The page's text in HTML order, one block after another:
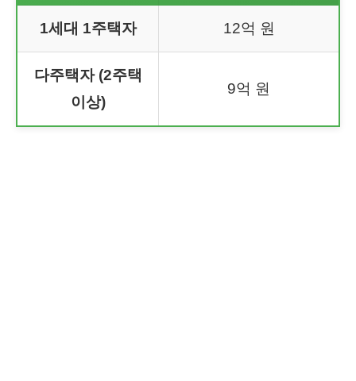
1세대 1주택자 12억 원
다주택자 (2주택
이상)
9억 원